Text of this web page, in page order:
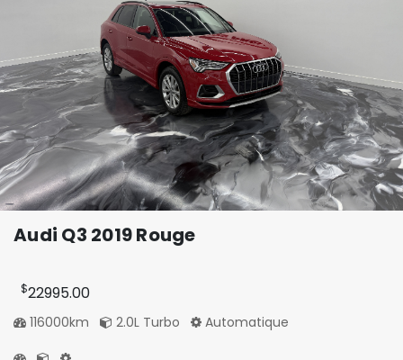
Audi Q3 2019 Rouge
$22995.00
116000km 2.0L Turbo Automatique